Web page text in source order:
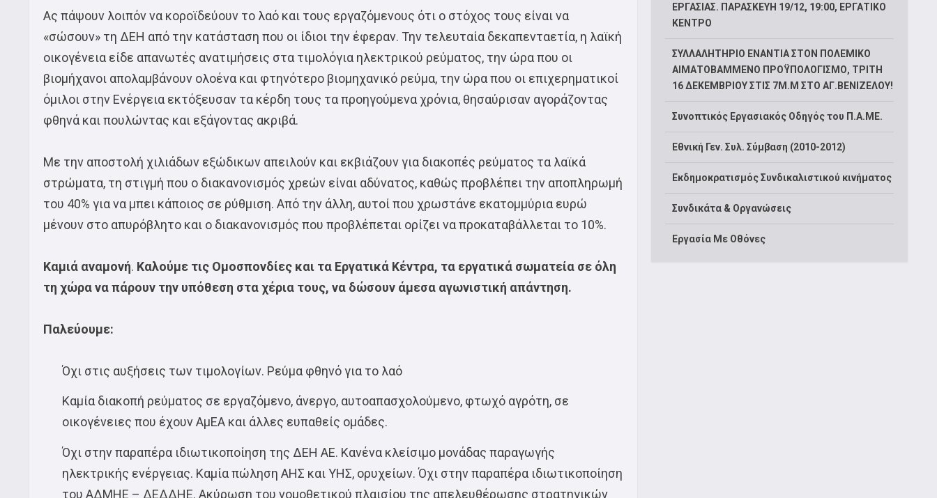
Ας πάψουν λοιπόν να κοροϊδεύουν το λαό και τους εργαζόμενους ότι ο στόχος τους είναι να
«σώσουν» τη ΔΕΗ από την κατάσταση που οι ίδιοι την έφεραν. Την τελευταία δεκαπενταετία, η λαϊκή
οικογένεια είδε απανωτές ανατιμήσεις στα τιμολόγια ηλεκτρικού ρεύματος, την ώρα που οι
βιομήχανοι απολαμβάνουν ολοένα και φτηνότερο βιομηχανικό ρεύμα, την ώρα που οι επιχερηματικοί
όμιλοι στην Ενέργεια εκτόξευσαν τα κέρδη τους τα προηγούμενα χρόνια, θησαύρισαν αγοράζοντας
φθηνά και πουλώντας και εξάγοντας ακριβά.
Με την αποστολή χιλιάδων εξώδικων απειλούν και εκβιάζουν για διακοπές ρεύματος τα λαϊκά
στρώματα, τη στιγμή που ο διακανονισμός χρεών είναι αδύνατος, καθώς προβλέπει την αποπληρωμή
του 40% για να μπει κάποιος σε ρύθμιση. Από την άλλη, αυτοί που χρωστάνε εκατομμύρια ευρώ
μένουν στο απυρόβλητο και ο διακανονισμός που προβλέπεται ορίζει να προκαταβάλλεται το 10%.
Καμιά αναμονή. Καλούμε τις Ομοσπονδίες και τα Εργατικά Κέντρα, τα εργατικά σωματεία σε όλη
τη χώρα να πάρουν την υπόθεση στα χέρια τους, να δώσουν άμεσα αγωνιστική απάντηση.
Παλεύουμε:
Όχι στις αυξήσεις των τιμολογίων. Ρεύμα φθηνό για το λαό
Καμία διακοπή ρεύματος σε εργαζόμενο, άνεργο, αυτοαπασχολούμενο, φτωχό αγρότη, σε
οικογένειες που έχουν ΑμΕΑ και άλλες ευπαθείς ομάδες.
Όχι στην παραπέρα ιδιωτικοποίηση της ΔΕΗ ΑΕ. Κανένα κλείσιμο μονάδας παραγωγής
ηλεκτρικής ενέργειας. Καμία πώληση ΑΗΣ και ΥΗΣ, ορυχείων. Όχι στην παραπέρα ιδιωτικοποίηση
του ΑΔΜΗΕ – ΔΕΔΔΗΕ. Ακύρωση του νομοθετικού πλαισίου της απελευθέρωσης στρατηγικών
ΕΡΓΑΣΙΑΣ. ΠΑΡΑΣΚΕΥΗ 19/12, 19:00, ΕΡΓΑΤΙΚΟ
ΚΕΝΤΡΟ
ΣΥΛΛΑΛΗΤΗΡΙΟ ΕΝΑΝΤΙΑ ΣΤΟΝ ΠΟΛΕΜΙΚΟ
ΑΙΜΑΤΟΒΑΜΜΕΝΟ ΠΡΟΫΠΟΛΟΓΙΣΜΟ, ΤΡΙΤΗ
16 ΔΕΚΕΜΒΡΙΟΥ ΣΤΙΣ 7Μ.Μ ΣΤΟ ΑΓ.ΒΕΝΙΖΕΛΟΥ!
Συνοπτικός Εργασιακός Οδηγός του Π.Α.ΜΕ.
Εθνική Γεν. Συλ. Σύμβαση (2010-2012)
Εκδημοκρατισμός Συνδικαλιστικού κινήματος
Συνδικάτα & Οργανώσεις
Εργασία Με Οθόνες